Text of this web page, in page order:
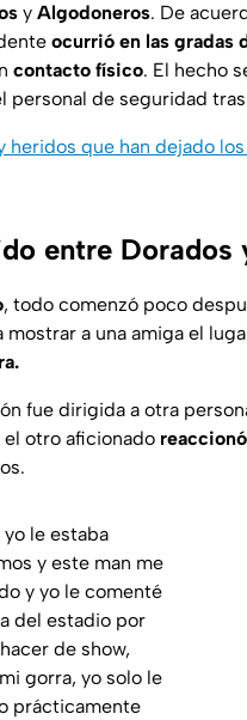
y Algodoneros. De
ocurrió en las gradas
contacto físico. El hecho
de seguridad
que han dejado
entre Dorados
, todo comenzó poco
a una amiga el
fue dirigida a otra
otro aficionado
le estaba
y este man me
y yo le comenté
del estadio por
de show,
gorra, yo solo le
prácticamente